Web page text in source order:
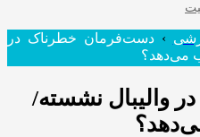
›دست‌فرمان خطرناک در
می‌دهد؟
والیبال نشسته/